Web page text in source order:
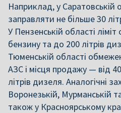
Наприклад, у Саратовській
заправляти не більше 30
У Пензенській області
бензину та до 200 літрів
Тюменській області
АЗС і місця продажу — від
літрів дизеля. Аналогічні
Воронезькій, Мурманській
також у Красноярському